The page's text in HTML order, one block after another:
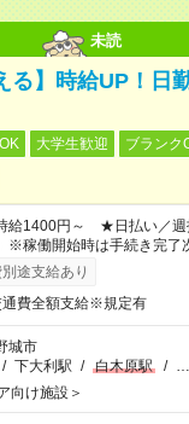
未読
る】時給UP！日
大学生歓迎
ブランク
給1400円～ ★日払い／週
※稼働開始時は手続き完了
途支給あり
通費全額支給※規定有
城市
/ 下大利駅 / 白木原駅 / …
向け施設＞